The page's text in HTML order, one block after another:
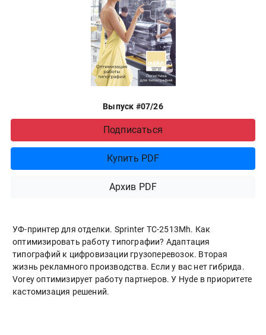
Выпуск #07/26
Подписаться
Купить PDF
Архив PDF
УФ-принтер для отделки. Sprinter ТС-2513Mh. Как
оптимизировать работу типографии? Адаптация
типографий к цифровизации грузоперевозок. Вторая
жизнь рекламного производства. Если у вас нет гибрида.
Vorey оптимизирует работу партнеров. У Hyde в приоритете
кастомизация решений.